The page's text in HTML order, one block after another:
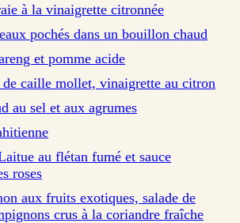
à la vinaigrette citronnée
pochés dans un bouillon chaud
et pomme acide
caille mollet, vinaigrette au citron
au sel et aux agrumes
au flétan fumé et sauce
roses
aux fruits exotiques, salade de
crus à la coriandre fraîche